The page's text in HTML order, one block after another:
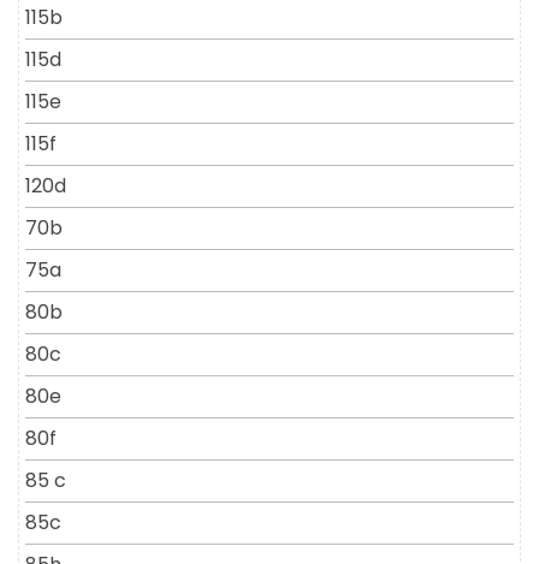
115b
115d
115e
115f
120d
70b
75a
80b
80c
80e
80f
85 c
85c